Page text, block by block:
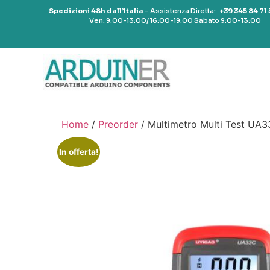
Spedizioni 48h dall’Italia – Assistenza Diretta: +39 345 84 71
Ven: 9:00-13:00/ 16:00-19:00 Sabato 9:00-13:00
Home / Preorder / Multimetro Multi Test
In offerta!